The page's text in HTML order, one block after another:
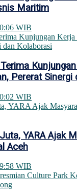
Maritim
WIB
Pererat
WIB
YARA Ajak
Aceh
WIB